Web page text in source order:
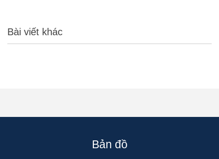
Bài viết khác
Bản đồ